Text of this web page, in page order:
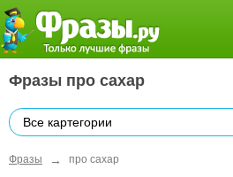
Фразы про сахар
Все картегории
Фразы → про сахар